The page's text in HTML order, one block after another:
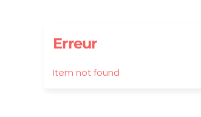
Erreur
Item not found